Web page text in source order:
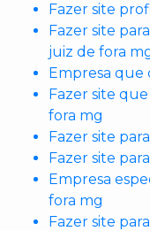
Fazer site
Fazer site
juiz de fora
Empresa que
Fazer site
fora mg
Fazer site
Fazer site
Empresa
fora mg
Fazer site